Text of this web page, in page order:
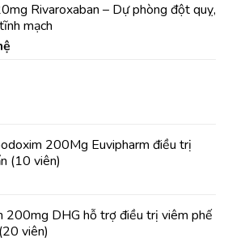
Rivaroxaban – Dự phòng đột quỵ,
mạch
200Mg Euvipharm điều trị
(10 viên)
200mg DHG hỗ trợ điều trị viêm phế
viên)